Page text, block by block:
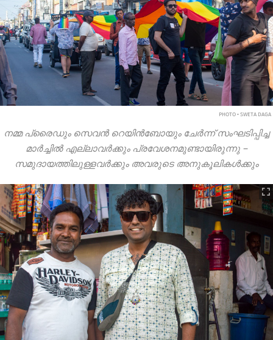
PHOTO • SWETA DAGA
നമ്മ പ്രൈഡും സെവൻ റെയിൻബോയും ചേർന്ന് സംഘടിപ്പിച്ച
മാർച്ചിൽ എല്ലാവർക്കും പ്രവേശനമുണ്ടായിരുന്നു –
സമുദായത്തിലുള്ളവർക്കും അവരുടെ അനുകൂലികൾക്കും